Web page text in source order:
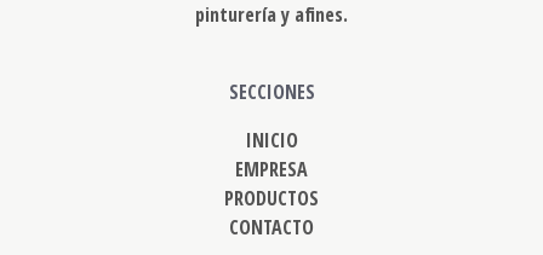
pinturería y afines.
SECCIONES
INICIO
EMPRESA
PRODUCTOS
CONTACTO